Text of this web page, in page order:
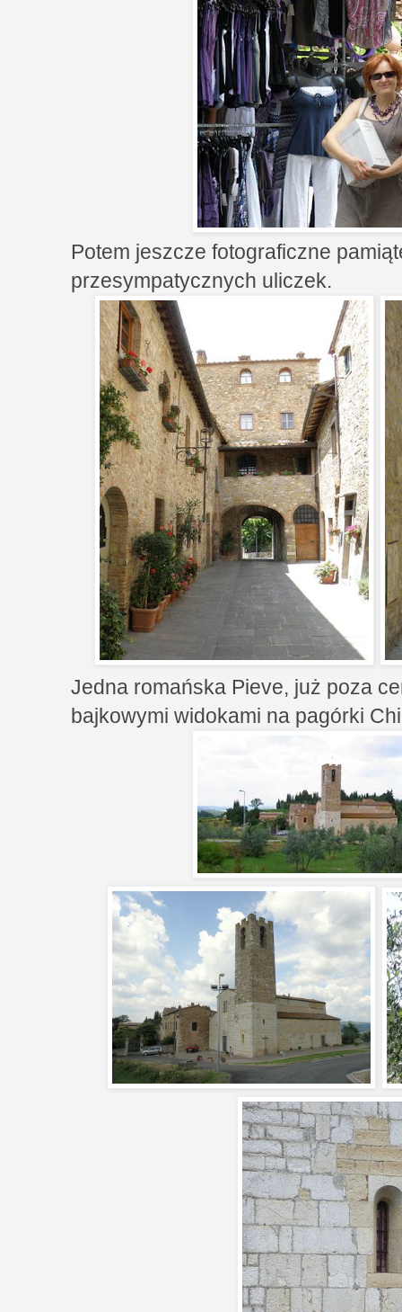
Potem jeszcze fotograficzne
przesympatycznych uliczek.
Jedna romańska Pieve, już poza
bajkowymi widokami na pagórki